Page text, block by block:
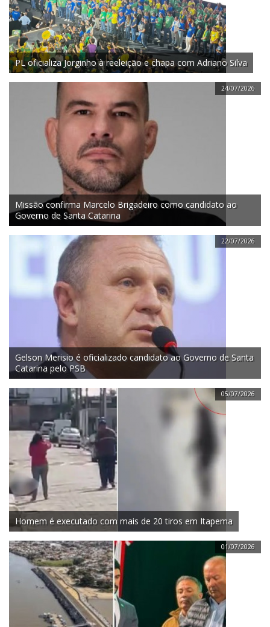
PL oficializa Jorginho à reeleição e chapa com Adriano Silva
24/07/2026
Missão confirma Marcelo Brigadeiro como candidato ao
Governo de Santa Catarina
22/07/2026
Gelson Merisio é oficializado candidato ao Governo de Santa
Catarina pelo PSB
05/07/2026
Homem é executado com mais de 20 tiros em Itapema
01/07/2026